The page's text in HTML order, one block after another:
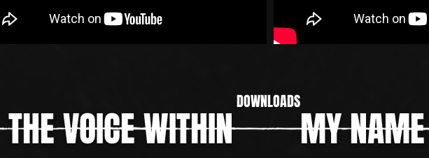
DOWNLOADS
THE VOICE WITHIN MY NAME